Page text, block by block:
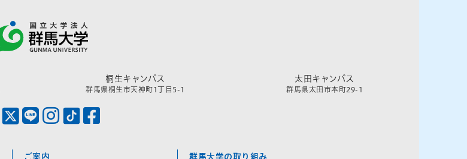
桐生キャンパス
群馬県桐生市天神町1丁目5-1
太田キャンパス
群馬県太田市本町29-1
ご案内 群馬大学の取り組み